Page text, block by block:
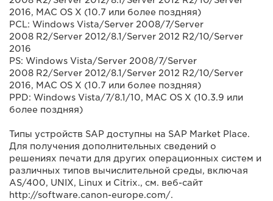
2016, MAC OS X (10.7 или более поздняя)
PCL: Windows Vista/Server 2008/7/Server
2008 R2/Server 2012/8.1/Server 2012 R2/10/Server
2016
PS: Windows Vista/Server 2008/7/Server
2008 R2/Server 2012/8.1/Server 2012 R2/10/Server
2016, MAC OS X (10.7 или более поздняя)
PPD: Windows Vista/7/8.1/10, MAC OS X (10.3.9 или
более поздняя)
Типы устройств SAP доступны на SAP Market Place.
Для получения дополнительных сведений о
решениях печати для других операционных систем и
различных типов вычислительной среды, включая
AS/400, UNIX, Linux и Citrix., см. веб-сайт
http://software.canon-europe.com/.